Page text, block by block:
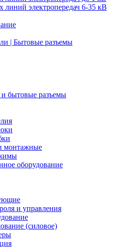
линий электропередач 6-35 кВ
| Бытовые разъемы
и бытовые разъемы
монтажные
оборудование
и управления
(силовое)